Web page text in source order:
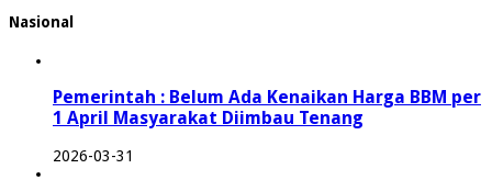
Nasional
Pemerintah : Belum Ada Kenaikan Harga BBM per
1 April Masyarakat Diimbau Tenang
2026-03-31